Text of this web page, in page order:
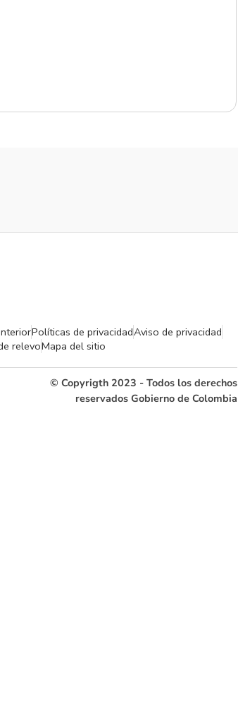
Políticas de privacidadAviso de privacidad
relevoMapa del sitio
© Copyrigth 2023 - Todos los derechos
reservados Gobierno de Colombia